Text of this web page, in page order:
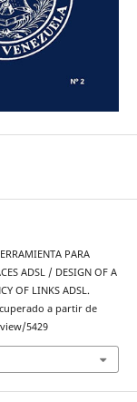
PARA
ADSL / DESIGN OF A
OF LINKS ADSL.
a partir de
5429